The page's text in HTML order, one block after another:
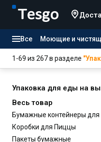
Все Моющие и
Товары для отелей
1-69 из 267 в разделе
Упаковка для еды на
Весь товар
Бумажные контейнеры
Коробки для Пиццы
Пакеты бумажные